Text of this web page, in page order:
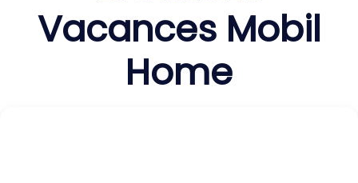
Vacances Mobil
Home